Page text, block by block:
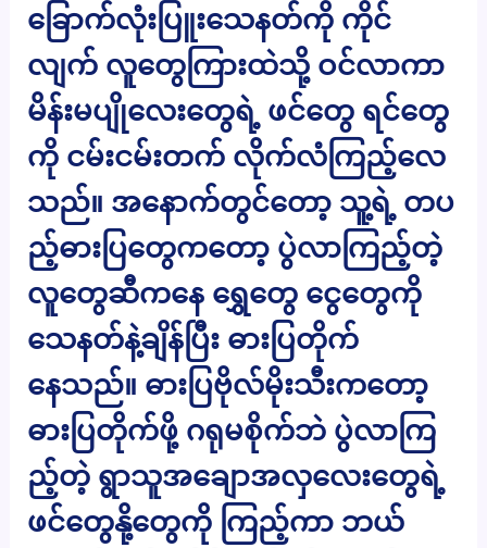
ခြောက်လုံးပြူးသေနတ်ကို ကိုင်
လျက် လူတွေကြားထဲသို့ ဝင်လာကာ
မိန်းမပျိုလေးတွေရဲ့ ဖင်တွေ ရင်တွေ
ကို ငမ်းငမ်းတက် လိုက်လံကြည့်လေ
သည်။ အနောက်တွင်တော့ သူ့ရဲ့ တပ
ည့်ဓားပြတွေကတော့ ပွဲလာကြည့်တဲ့
လူတွေဆီကနေ ရွှေတွေ ငွေတွေကို
သေနတ်နဲ့ချိန်ပြီး ဓားပြတိုက်
နေသည်။ ဓားပြဗိုလ်မိုးသီးကတော့
ဓားပြတိုက်ဖို့ ဂရုမစိုက်ဘဲ ပွဲလာကြ
ည့်တဲ့ ရွာသူအချောအလှလေးတွေရဲ့
ဖင်တွေနို့တွေကို ကြည့်ကာ ဘယ်